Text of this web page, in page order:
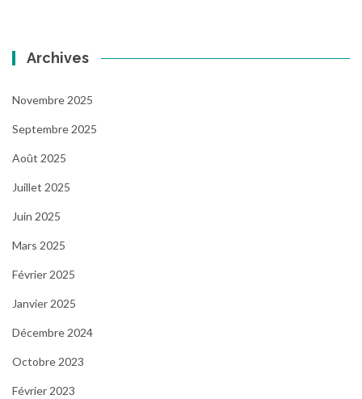
Archives
Novembre 2025
Septembre 2025
Août 2025
Juillet 2025
Juin 2025
Mars 2025
Février 2025
Janvier 2025
Décembre 2024
Octobre 2023
Février 2023